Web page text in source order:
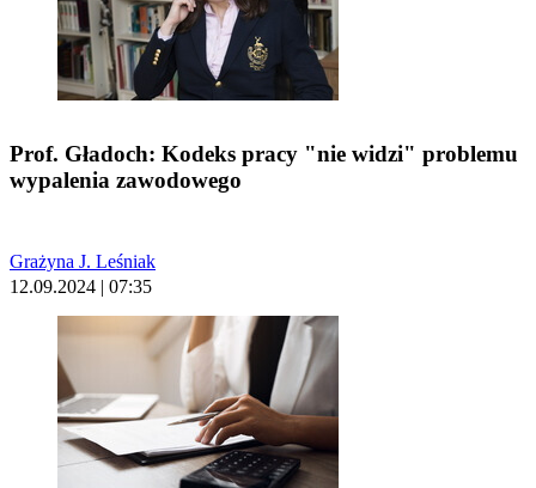
Prof. Gładoch: Kodeks pracy "nie widzi" problemu
wypalenia zawodowego
Grażyna J. Leśniak
12.09.2024 | 07:35